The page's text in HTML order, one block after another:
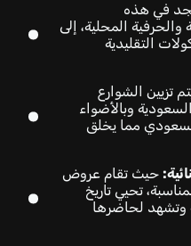
في هذه
والحرفية المحلية، إلى
التقليدية
تزيين الشوارع
وبالأضواء
مما يخلق
حيث تقام عروض
تحيي تاريخ
وتشهد لحاضرها